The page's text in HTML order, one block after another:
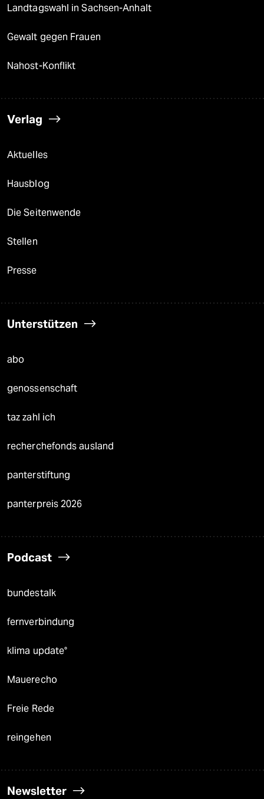
Landtagswahl in Sachsen-Anhalt
Gewalt gegen Frauen
Nahost-Konflikt
Verlag
Aktuelles
Hausblog
Die Seitenwende
Stellen
Presse
Unterstützen
abo
genossenschaft
taz zahl ich
recherchefonds ausland
panterstiftung
panterpreis 2026
Podcast
bundestalk
fernverbindung
klima update°
Mauerecho
Freie Rede
reingehen
Newsletter